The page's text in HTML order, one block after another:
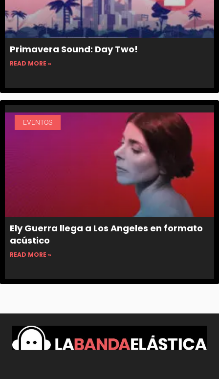
Primavera Sound: Day Two!
READ MORE »
EVENTOS
Ely Guerra llega a Los Angeles en formato
acústico
READ MORE »